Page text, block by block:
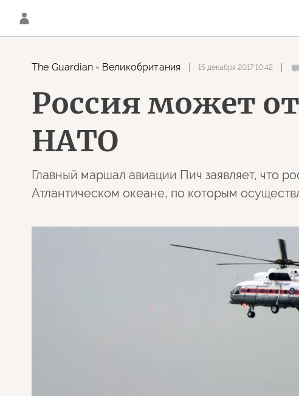
The Guardian Великобритания 15 декабря 2017 10:42
Россия может
НАТО
Главный маршал авиации Пич заявляет, что
Атлантическом океане, по которым